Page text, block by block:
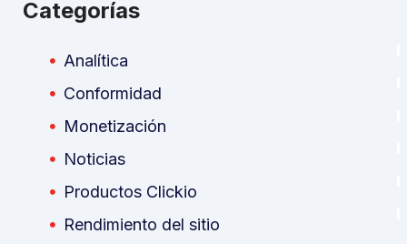
Categorías
Analítica
Conformidad
Monetización
Noticias
Productos Clickio
Rendimiento del sitio